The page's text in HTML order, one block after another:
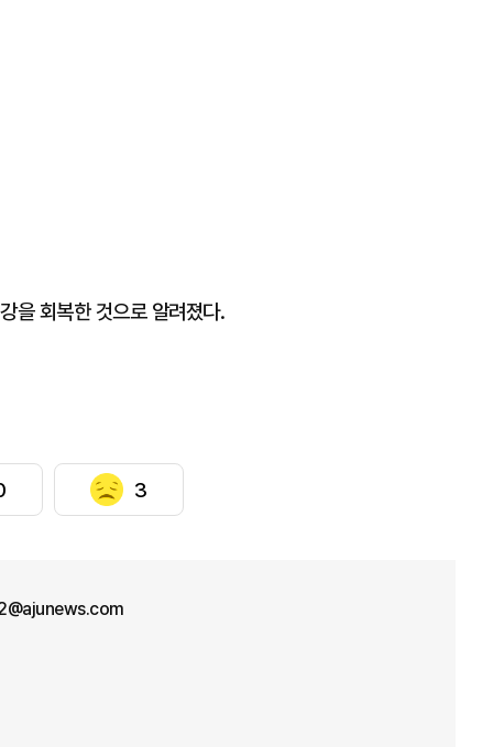
을 회복한 것으로 알려졌다.
3